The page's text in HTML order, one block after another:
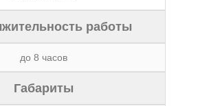
работы
до 8 часов
Габариты